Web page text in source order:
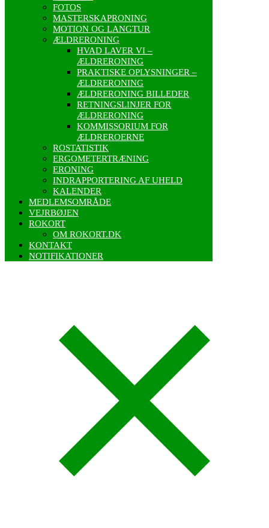
FOTOS
MASTERSKAPRONING
MOTION OG LANGTUR
ÆLDRERONING
HVAD LAVER VI –
ÆLDRERONING
PRAKTISKE OPLYSNINGER –
ÆLDRERONING
ÆLDRERONING BILLEDER
RETNINGSLINJER FOR
ÆLDRERONING
KOMMISSORIUM FOR
ÆLDREROERNE
ROSTATISTIK
ERGOMETERTRÆNING
ERONING
INDRAPPORTERING AF UHELD
KALENDER
MEDLEMSOMRÅDE
VEJRBØJEN
ROKORT
OM ROKORT.DK
KONTAKT
NOTIFIKATIONER